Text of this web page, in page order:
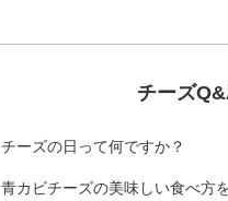
チーズ
チーズの日って何ですか？
青カビチーズの美味しい食べ方